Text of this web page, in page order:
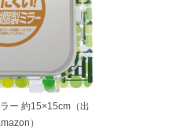
ー 約15×15cm（出
）